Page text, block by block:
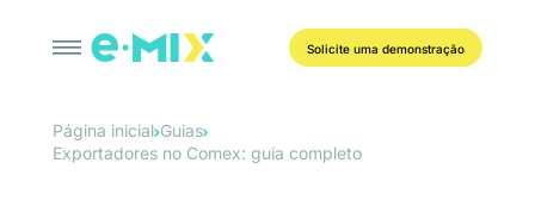
Solicite uma demonstração
Página inicial Guias
Exportadores no Comex: guia completo